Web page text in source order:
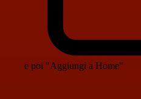
e poi "Aggiungi a Home"